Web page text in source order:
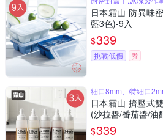
日本霜山 防異味
藍3色)-9入
$339
挑戰低價 券
細口8mm、特細口
日本霜山 擠壓式
(沙拉醬/番茄醬/油
$339